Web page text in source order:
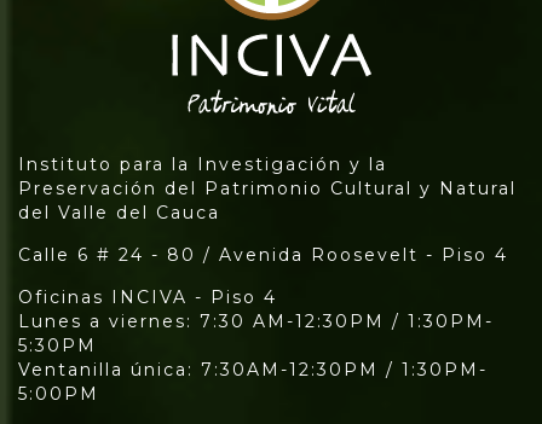
Instituto para la Investigación y la
Preservación del Patrimonio Cultural y Natural
del Valle del Cauca
Calle 6 # 24 - 80 / Avenida Roosevelt - Piso 4
Oficinas INCIVA - Piso 4
Lunes a viernes: 7:30 AM-12:30PM / 1:30PM-
5:30PM
Ventanilla única: 7:30AM-12:30PM / 1:30PM-
5:00PM